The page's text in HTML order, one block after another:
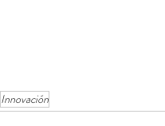
Innovación